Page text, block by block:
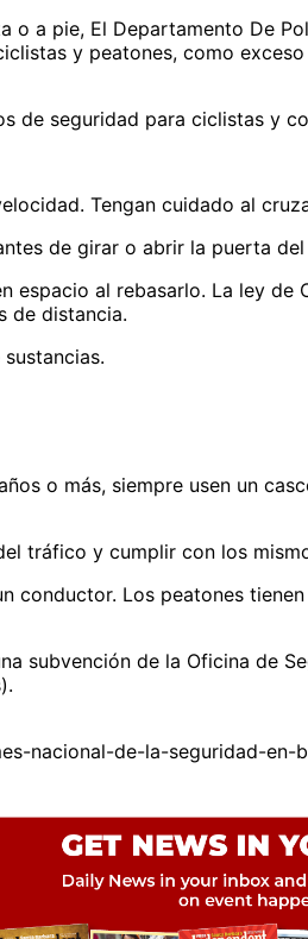
o a pie, El Departamento
y peatones, como
de seguridad para ciclistas y
Tengan cuidado al
de girar o abrir la puerta del
al rebasarlo. La ley de
de distancia.
más, siempre usen un
y cumplir con los
Los peatones tienen
subvención de la Oficina de
nacional-de-la-seguridad-en-